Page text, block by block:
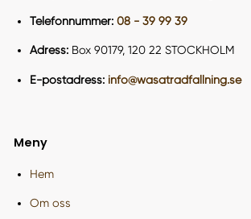
Telefonnummer: 08 - 39 99 39
Adress: Box 90179, 120 22 STOCKHOLM
E-postadress: info@wasatradfallning.se
Meny
Hem
Om oss